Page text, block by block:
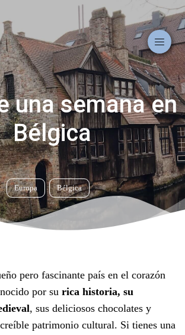
Europa Bélgica
una semana en
Bélgica
pero fascinante país en el corazón
por su rica historia, su
, sus deliciosos chocolates y
patrimonio cultural. Si tienes una